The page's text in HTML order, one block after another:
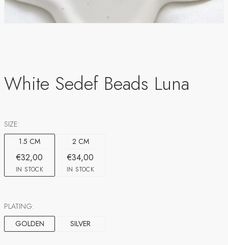
White Sedef Beads Luna
SIZE:
1.5 CM
€32,00
IN STOCK
2 CM
€34,00
IN STOCK
PLATING:
GOLDEN
SILVER